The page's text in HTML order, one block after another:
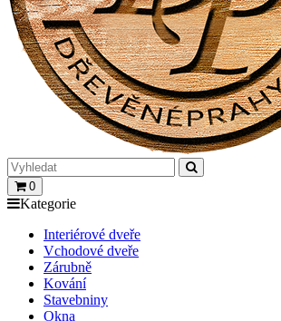
0
Kategorie
Interiérové dveře
Vchodové dveře
Zárubně
Kování
Stavebniny
Okna